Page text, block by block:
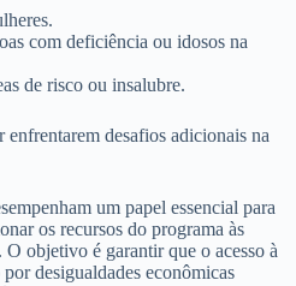
com deficiência ou idosos na
de risco ou insalubre.
enfrentarem desafios adicionais na
um papel essencial para
os recursos do programa às
O objetivo é garantir que o acesso à
desigualdades econômicas